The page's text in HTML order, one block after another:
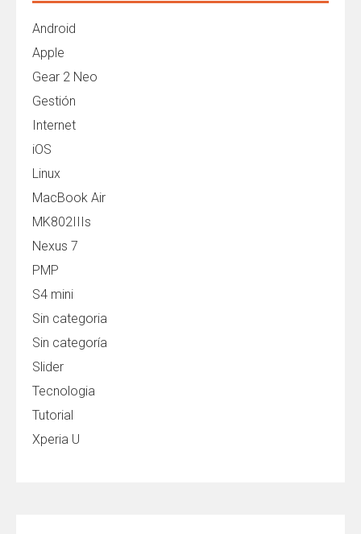
Android
Apple
Gear 2 Neo
Gestión
Internet
iOS
Linux
MacBook Air
MK802IIIs
Nexus 7
PMP
S4 mini
Sin categoria
Sin categoría
Slider
Tecnologia
Tutorial
Xperia U